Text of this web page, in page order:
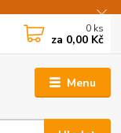
Menu
0 ks
za 0,00 Kč